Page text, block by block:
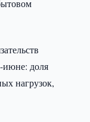
июне: доля
нагрузок,